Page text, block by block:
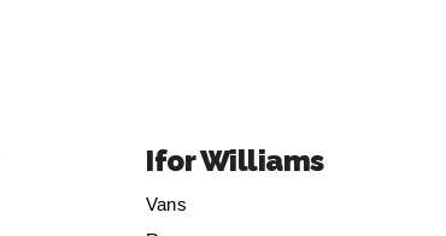
Ifor Williams
Vans